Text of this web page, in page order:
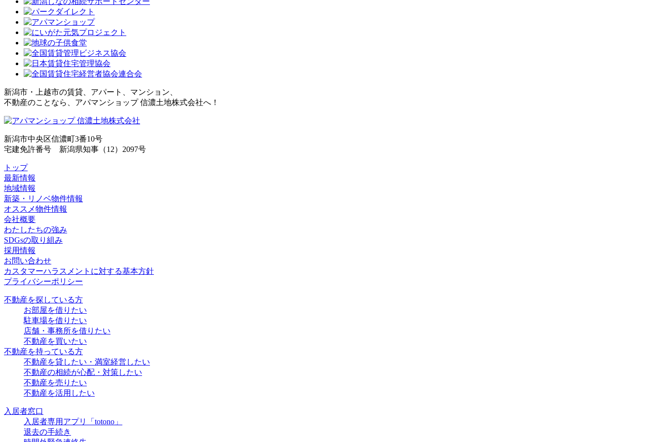
新潟市・上越市の賃貸、アパート、マンション、
不動産のことなら、アパマンショップ 信濃土地株式会社へ！
新潟市中央区信濃町3番10号
宅建免許番号 新潟県知事（12）2097号
トップ
最新情報
地域情報
新築・リノベ物件情報
オススメ物件情報
会社概要
わたしたちの強み
SDGsの取り組み
採用情報
お問い合わせ
カスタマーハラスメントに対する基本方針
プライバシーポリシー
不動産を探している方
お部屋を借りたい
駐車場を借りたい
店舗・事務所を借りたい
不動産を買いたい
不動産を持っている方
不動産を貸したい・満室経営したい
不動産の相続が心配・対策したい
不動産を売りたい
不動産を活用したい
入居者窓口
入居者専用アプリ「totono」
退去の手続き